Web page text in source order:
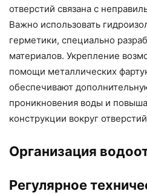
отверстий связана с
Важно использовать
герметики, специально
материалов. Укрепление
помощи металлических
обеспечивают
проникновения воды и
конструкции вокруг
Организация
Регулярное